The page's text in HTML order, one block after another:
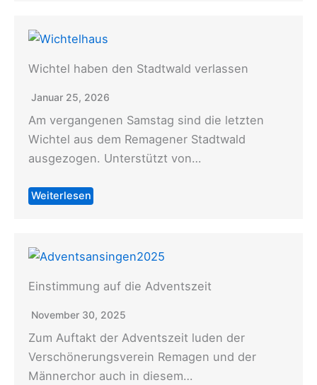
Wichtel haben den Stadtwald verlassen
Januar 25, 2026
Am vergangenen Samstag sind die letzten
Wichtel aus dem Remagener Stadtwald
ausgezogen. Unterstützt von…
Weiterlesen
Einstimmung auf die Adventszeit
November 30, 2025
Zum Auftakt der Adventszeit luden der
Verschönerungsverein Remagen und der
Männerchor auch in diesem…